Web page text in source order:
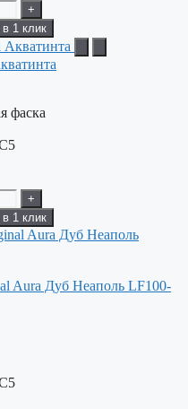
+
в 1 клик
фаска
+
в 1 клик
Aura Дуб Неаполь LF100-